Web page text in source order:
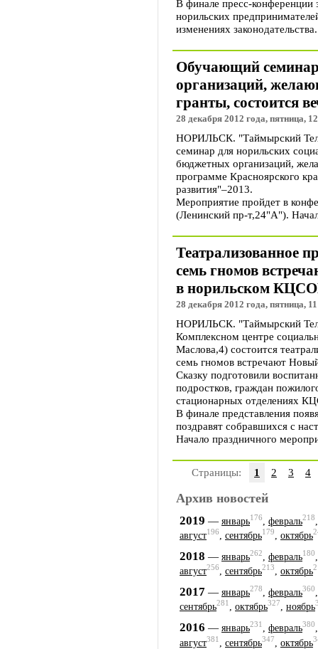
В финале пресс-
норильских
изменениях законодательства.
Обучающий
организаций,
гранты, состоится
28 декабря 2012 года, пятница,
НОРИЛЬСК. "Таймырский
семинар для норильских
бюджетных организаций,
программе Красноярского
развития"–2013.
Мероприятие пройдет в
(Ленинский пр-т,24"А").
Театрализованное
семь гномов
в норильском
28 декабря 2012 года, пятница,
НОРИЛЬСК. "Таймырский
Комплексном центре
Маслова,4) состоится
семь гномов встречают
Сказку подготовили
подростков, граждан
стационарных отделениях
В финале представления
поздравят собравшихся с
Начало праздничного
Страницы: 1 2 3 4
Архив новостей
2019 — январь176 февраль218
август196, сентябрь179, октябрь
2018 — январь262 февраль180
август256, сентябрь213, октябрь
2017 — январь278 февраль360
сентябрь281, октябрь327, ноябрь
2016 — январь231 февраль380
август381 сентябрь347 октябрь